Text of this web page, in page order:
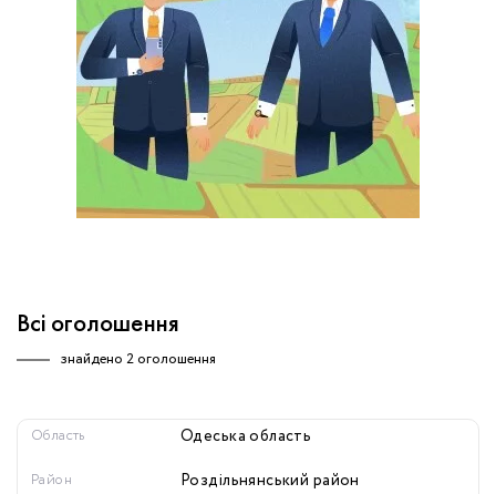
Всі оголошення
знайдено 2 оголошення
Область Одеська область
Район Роздільнянський район
Немає облікового запису?
Зареєструватися
УВІЙТИ
обробку персональних даних.
ЗАМОВИТИ КОНСУЛЬТАЦІЮ